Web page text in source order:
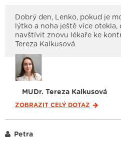
Dobrý den, Lenko, pokud je
lýtko a noha ještě více
navštívit znovu lékaře ke
Tereza Kalkusová
MUDr. Tereza Kalkusová
ZOBRAZIT CELÝ DOTAZ
Petra